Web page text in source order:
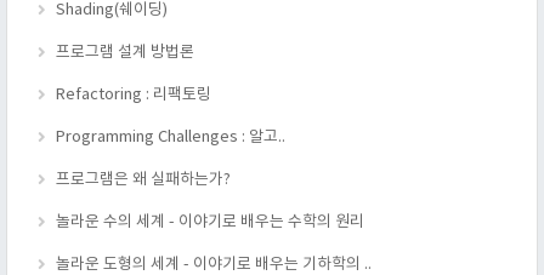
Shading(쉐이딩)
프로그램 설계 방법론
Refactoring : 리팩토링
Programming Challenges : 알고..
프로그램은 왜 실패하는가?
놀라운 수의 세계 - 이야기로 배우는 수학의 원리
놀라운 도형의 세계 - 이야기로 배우는 기하학의 ..